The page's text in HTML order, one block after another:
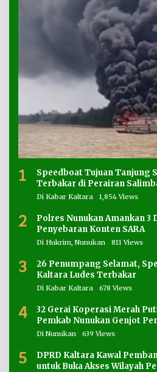
1
Speedboat Tujuan Tanjung
Terbakar di Perairan
Di Kabar Kaltara 1,854 Views
2
Polres Nunukan Amankan 3
Penyebaran Konten SARA
Di Hukrim, Nunukan 811 Views
3
26 Penumpang Selamat,
Kaltara Ludes Terbakar
Di Kabar Kaltara 678 Views
4
32 Gerai Koperasi Merah
Pemkab Nunukan Genjot
Di Nunukan 639 Views
5
DPRD Kaltara Kawal
untuk Buka Akses Wilayah